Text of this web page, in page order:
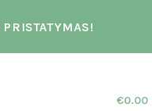
€0.00